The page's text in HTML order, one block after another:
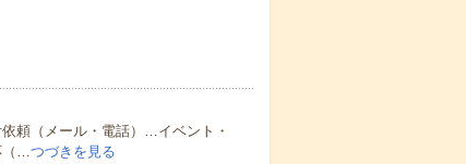
頼（メール・電話）…イベント・
（…つづきを見る